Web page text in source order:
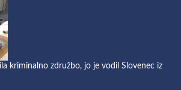
kriminalno združbo, jo je vodil Slovenec iz